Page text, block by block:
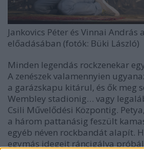
Jankovics Péter és Vinnai András a
előadásában (fotók: Büki László)
Minden legendás rockzenekar
A zenészek valamennyien
a garázskapu kitárul, és ők meg
Wembley stadionig… vagy
Csili Művelődési Központig.
a három pattanásig feszült
egyéb néven rockbandát alapít.
egymás idegeit ráncigálva